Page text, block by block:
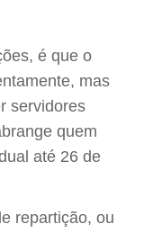
é que o
mas
servidores
quem
até 26 de
repartição, ou